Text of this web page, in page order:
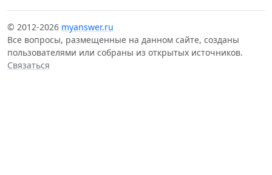
© 2012-2026 myanswer.ru
Все вопросы, размещенные на данном сайте, созданы
пользователями или собраны из открытых источников.
Связаться